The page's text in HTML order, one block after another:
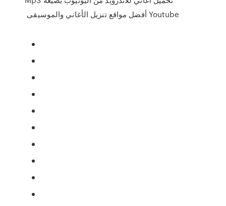
Youtube أفضل مواقع تنزيل الأغاني والموسيقى